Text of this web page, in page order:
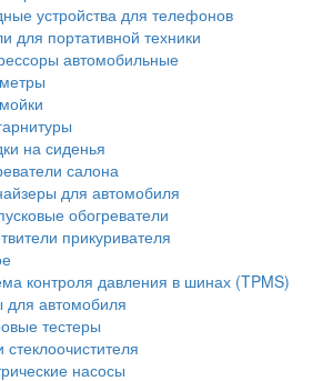
устройства для телефонов
для портативной техники
автомобильные
на сиденья
салона
для автомобиля
обогреватели
прикуривателя
контроля давления в шинах (TPMS)
для автомобиля
тестеры
стеклоочистителя
насосы